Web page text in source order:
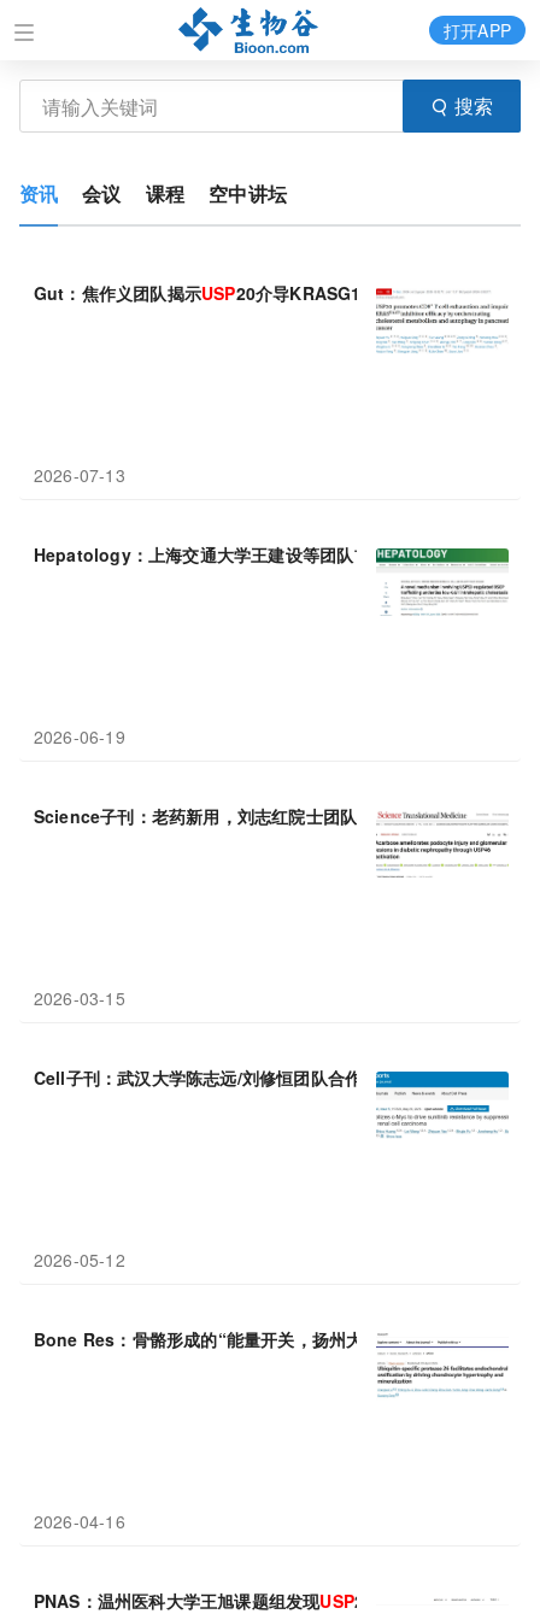
搜索
打开APP
资讯 会议 课程 空中讲坛
Gut：焦作义团队揭示USP20介导KRASG12D胰腺癌代谢适应与
2026-07-13
Hepatology：上海交通大学王建设等团队首次揭示USP53通过稳
2026-06-19
Science子刊：老药新用，刘志红院士团队破解阿卡波糖通过激活
2026-03-15
Cell子刊：武汉大学陈志远/刘修恒团队合作发现USP15蛋白助肾
2026-05-12
Bone Res：骨骼形成的“能量开关，扬州大学汤国庆等团队发现
2026-04-16
PNAS：温州医科大学王旭课题组发现USP25在帕金森病中的重要